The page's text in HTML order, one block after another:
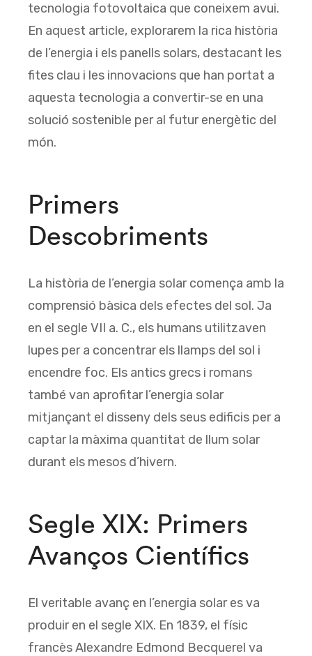
tecnologia fotovoltaica que coneixem avui.
En aquest article, explorarem la rica història
de l’energia i els panells solars, destacant les
fites clau i les innovacions que han portat a
aquesta tecnologia a convertir-se en una
solució sostenible per al futur energètic del
món.
Primers
Descobriments
La història de l’energia solar comença amb la
comprensió bàsica dels efectes del sol. Ja
en el segle VII a. C., els humans utilitzaven
lupes per a concentrar els llamps del sol i
encendre foc. Els antics grecs i romans
també van aprofitar l’energia solar
mitjançant el disseny dels seus edificis per a
captar la màxima quantitat de llum solar
durant els mesos d’hivern.
Segle XIX: Primers
Avanços Científics
El veritable avanç en l’energia solar es va
produir en el segle XIX. En 1839, el físic
francès Alexandre Edmond Becquerel va